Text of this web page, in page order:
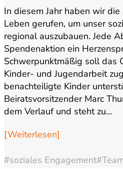
In diesem Jahr haben wir
Leben gerufen, um unser
regional auszubauen. Jede
Spendenaktion ein
Schwerpunktmäßig soll das
Kinder- und Jugendarbeit
benachteiligte Kinder
Beiratsvorsitzender Marc
dem Verlauf und steht zu…
[Weiterlesen]
#soziales Engagement